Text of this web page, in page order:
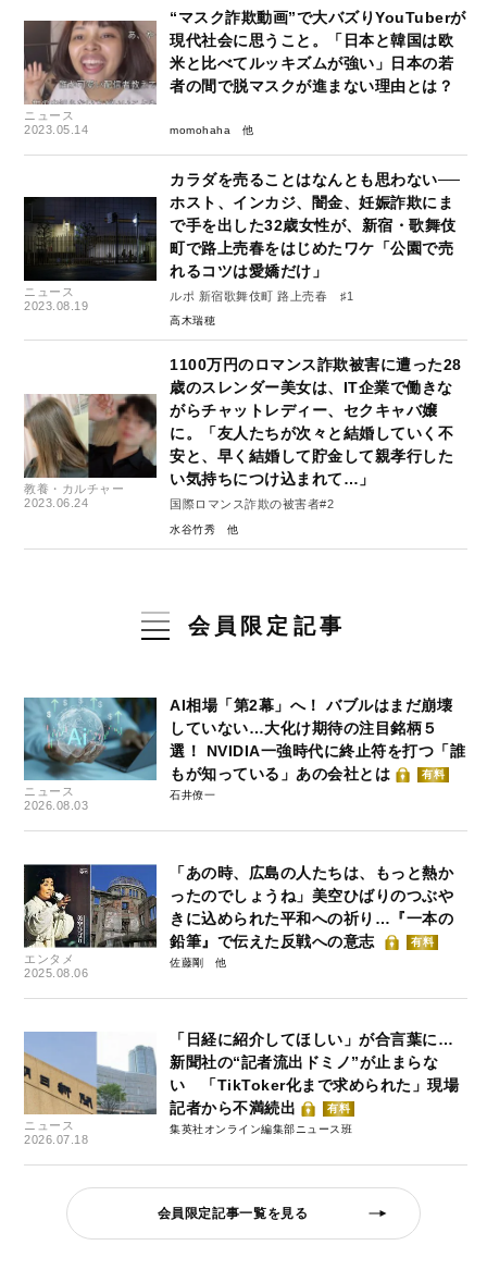
ニュース
2023.05.14
“マスク詐欺動画”で大バズりYouTuberが
現代社会に思うこと。「日本と韓国は欧
米と比べてルッキズムが強い」日本の若
者の間で脱マスクが進まない理由とは？
momohaha
ニュース
2023.08.19
カラダを売ることはなんとも思わない──
ホスト、インカジ、闇金、妊娠詐欺にま
で手を出した32歳女性が、新宿・歌舞伎
町で路上売春をはじめたワケ「公園で売
れるコツは愛嬌だけ」
ルポ 新宿歌舞伎町 路上売春 ♯1
高木瑞穂
教養・カルチャー
2023.06.24
1100万円のロマンス詐欺被害に遭った28
歳のスレンダー美女は、IT企業で働きな
がらチャットレディー、セクキャバ嬢
に。「友人たちが次々と結婚していく不
安と、早く結婚して貯金して親孝行した
い気持ちにつけ込まれて…」
国際ロマンス詐欺の被害者#2
水谷竹秀
会員限定記事
ニュース
2026.08.03
AI相場「第2幕」へ！ バブルはまだ崩壊
していない…大化け期待の注目銘柄５
選！ NVIDIA一強時代に終止符を打つ「誰
もが知っている」あの会社とは
有料
石井僚一
エンタメ
2025.08.06
「あの時、広島の人たちは、もっと熱か
ったのでしょうね」美空ひばりのつぶや
きに込められた平和への祈り…『一本の
鉛筆』で伝えた反戦への意志
有料
佐藤剛
ニュース
2026.07.18
「日経に紹介してほしい」が合言葉に…
新聞社の“記者流出ドミノ”が止まらな
い 「TikToker化まで求められた」現場
記者から不満続出
有料
集英社オンライン編集部ニュース班
会員限定記事一覧を見る